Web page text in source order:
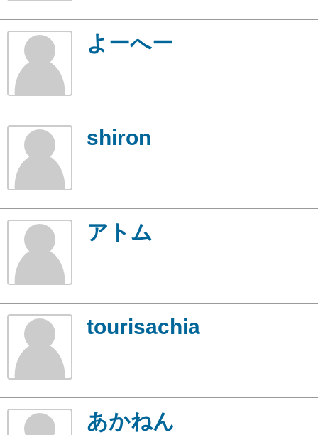
よーへー
shiron
アトム
tourisachia
あかねん